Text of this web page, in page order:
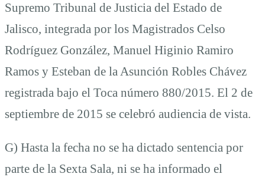
Supremo Tribunal de Justicia del Estado de
Jalisco, integrada por los Magistrados Celso
Rodríguez González, Manuel Higinio Ramiro
Ramos y Esteban de la Asunción Robles Chávez
registrada bajo el Toca número 880/2015. El 2 de
septiembre de 2015 se celebró audiencia de vista.
G) Hasta la fecha no se ha dictado sentencia por
parte de la Sexta Sala, ni se ha informado el